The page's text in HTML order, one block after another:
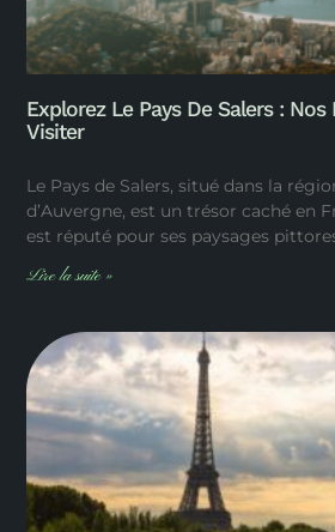
Explorez Le Pays De Salers :
Visiter
Le Pays de Salers, situé dans la
d’Auvergne, est un trésor caché en
est réputé pour ses paysages
Lire la suite »